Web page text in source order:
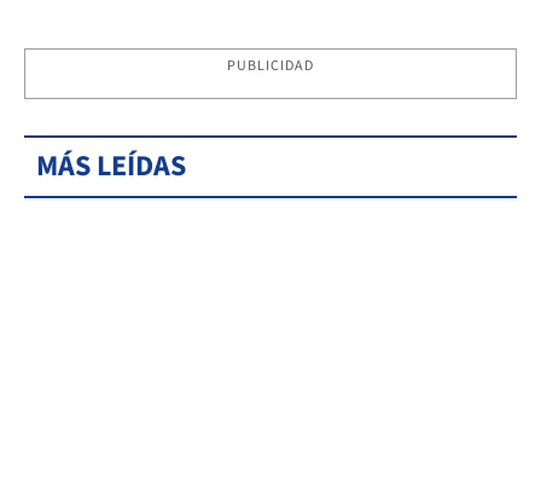
PUBLICIDAD
MÁS LEÍDAS